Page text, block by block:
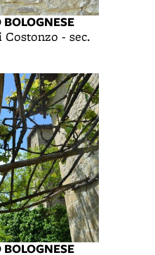
Costonzo - sec.